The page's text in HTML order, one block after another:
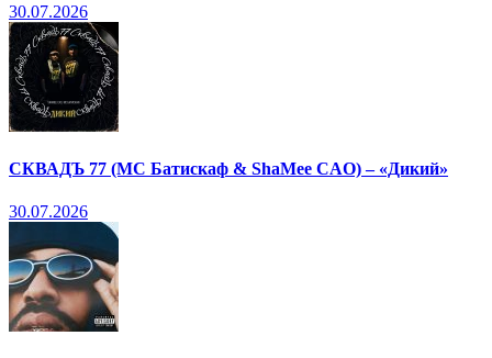
30.07.2026
СКВАДЪ 77 (МС Батискаф & ShaMee CAO) – «Дикий»
30.07.2026